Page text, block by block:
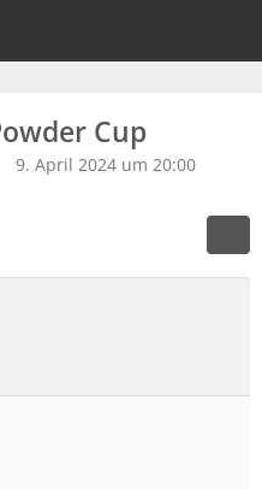
Cup
9. April 2024 um 20:00